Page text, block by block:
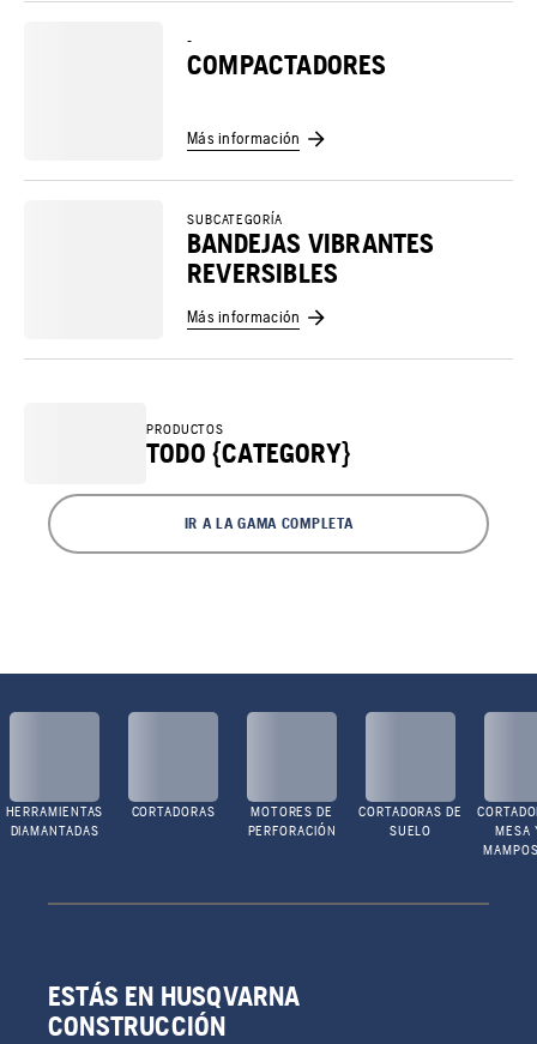
-
COMPACTADORES
Más información
SUBCATEGORÍA
BANDEJAS VIBRANTES
REVERSIBLES
Más información
PRODUCTOS
TODO {CATEGORY}
IR A LA GAMA COMPLETA
HERRAMIENTAS
DIAMANTADAS
CORTADORAS
MOTORES DE
PERFORACIÓN
CORTADORAS DE
SUELO
MESA
ESTÁS EN HUSQVARNA
CONSTRUCCIÓN